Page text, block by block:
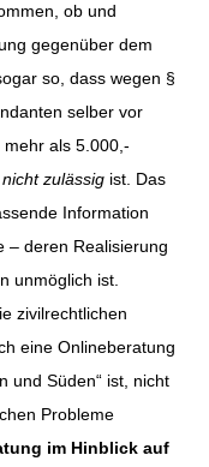
ob und
gegenüber dem
so, dass wegen §
selber vor
als 5.000,-
nicht zulässig ist. Das
Information
– deren Realisierung
unmöglich ist.
zivilrechtlichen
eine Onlineberatung
und Süden“ ist, nicht
Probleme
im Hinblick auf